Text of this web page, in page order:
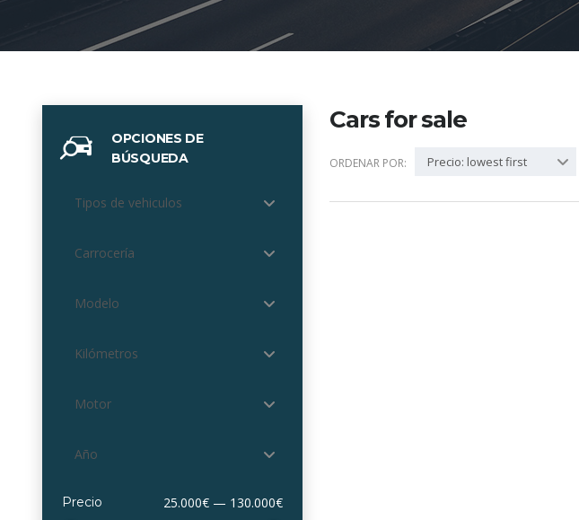
OPCIONES DE
BÚSQUEDA
Tipos de vehiculos
Carrocería
Modelo
Kilómetros
Motor
Año
Precio 25.000€ — 130.000€
Cars for sale
ORDENAR POR: Precio: lowest first